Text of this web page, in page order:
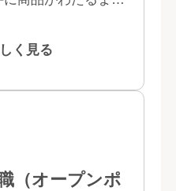
、量ともに他社に
く見る
（オープンポ